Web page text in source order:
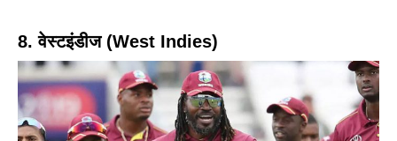
8. वेस्टइंडीज (West Indies)